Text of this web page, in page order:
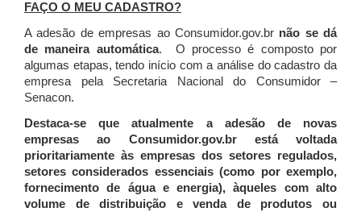
FAÇO O MEU CADASTRO?
A adesão de empresas ao Consumidor.gov.br não se dá
de maneira automática. O processo é composto por
algumas etapas, tendo início com a análise do cadastro da
empresa pela Secretaria Nacional do Consumidor –
Senacon.
Destaca-se que atualmente a adesão de novas
empresas ao Consumidor.gov.br está voltada
prioritariamente às empresas dos setores regulados,
setores considerados essenciais (como por exemplo,
fornecimento de água e energia), àqueles com alto
volume de distribuição e venda de produtos ou